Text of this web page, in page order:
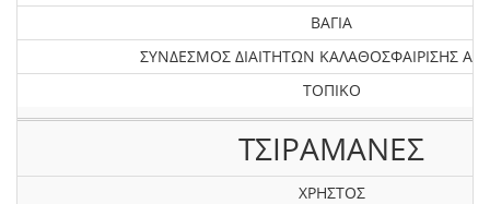
ΒΑΓΙΑ
ΣΥΝΔΕΣΜΟΣ ΔΙΑΙΤΗΤΩΝ ΚΑΛΑΘΟΣΦΑΙΡΙΣΗΣ
ΤΟΠΙΚΟ
ΤΣΙΡΑΜΑΝΕΣ
ΧΡΗΣΤΟΣ